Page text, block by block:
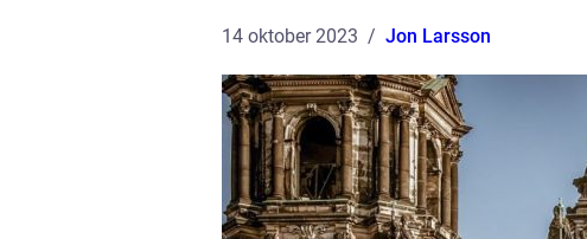
14 oktober 2023 Jon Larsson